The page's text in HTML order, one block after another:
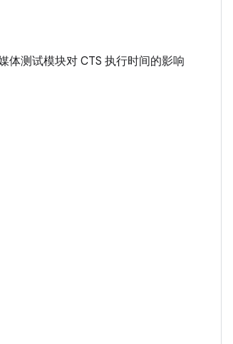
体测试模块对 CTS 执行时间的影响